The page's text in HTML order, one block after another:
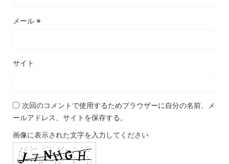
メール ※
サイト
次回のコメントで使用するためブラウザーに自分の名前、メ
ールアドレス、サイトを保存する。
画像に表示された文字を入力してください